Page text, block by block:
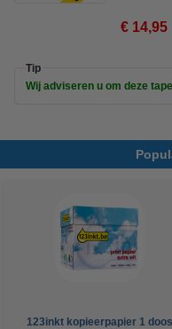
€ 14,95
Tip
Wij adviseren u om deze
123inkt kopieerpapier 1 doos